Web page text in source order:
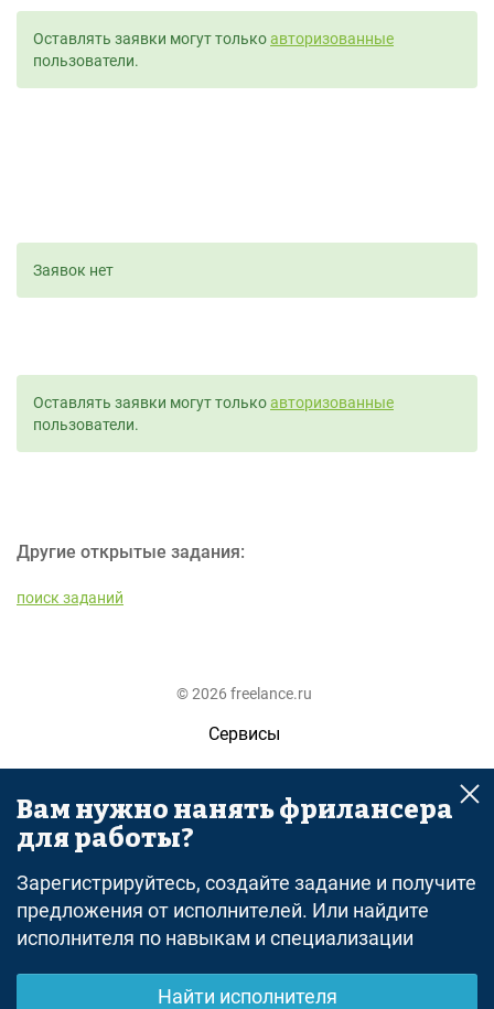
Оставлять заявки могут толькоавторизованные
пользователи.
Заявок нет
Оставлять заявки могут толькоавторизованные
пользователи.
Другие открытые задания:
поиск заданий
© 2026 freelance.ru
Сервисы
Помощь
Поиск
Оферта
Политика конфиденциальности
Дисклеймер о ЗоЗПП
Вам нужно нанять фрилансера
для работы?
Зарегистрируйтесь, создайте задание и получите
предложения от исполнителей. Или найдите
исполнителя по навыкам и специализации
Найти исполнителя